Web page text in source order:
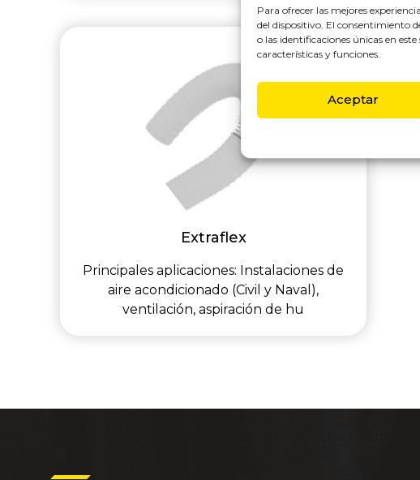
Para ofrecer las mejores
del dispositivo. El consentimiento
o las identificaciones únicas en
características y funciones.
Aceptar
Extraflex
Principales aplicaciones: Instalaciones de
aire acondicionado (Civil y Naval),
ventilación, aspiración de hu